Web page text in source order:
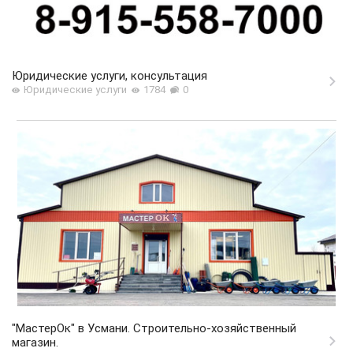
Юридические услуги, консультация
Юридические услуги 1784 0
"МастерОк" в Усмани. Строительно-хозяйственный
магазин.